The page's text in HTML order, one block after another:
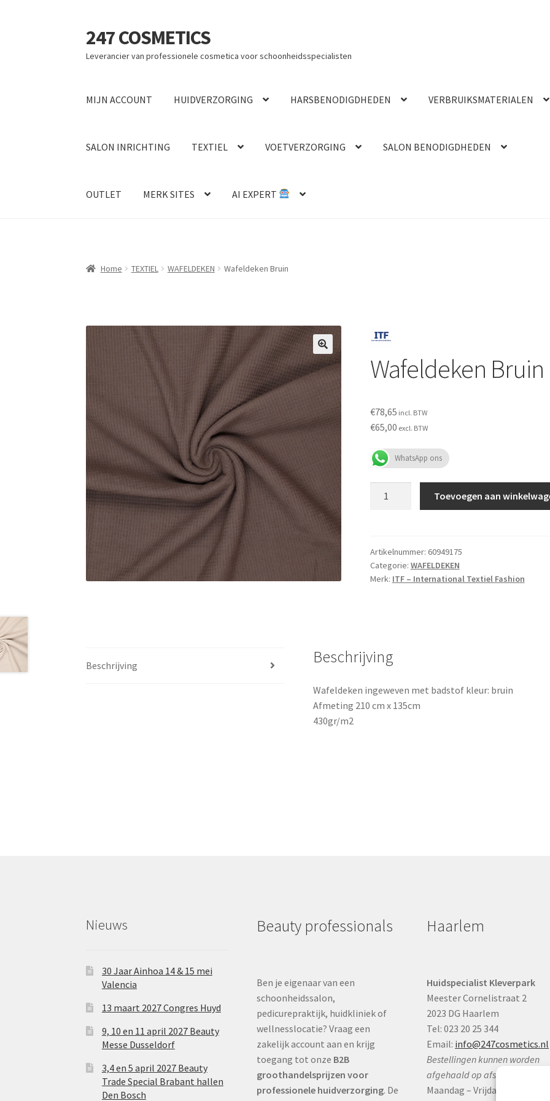
Ga
door
naar
Ga
naar
de
247 COSMETICS
Leverancier van professionele cosmetica voor schoonheidsspecialisten
MIJN ACCOUNT HUIDVERZORGING HARSBENODIGDHEDEN VERBRUIKSMATERIALEN
SALON INRICHTING TEXTIEL VOETVERZORGING SALON BENODIGDHEDEN
OUTLET MERK SITES AI EXPERT
Home TEXTIEL WAFELDEKEN Wafeldeken Bruin
Wafeldeken Bruin
€78,65 incl. BTW
€65,00 excl. BTW
WhatsApp ons
Toevoegen aan
Artikelnummer: 60949175
Categorie: WAFELDEKEN
Merk: ITF – International Textiel Fashion
Beschrijving Beschrijving
Wafeldeken ingeweven met badstof kleur: bruin
Afmeting 210 cm x 135cm
430gr/m2
Nieuws
30 Jaar Ainhoa 14 & 15 mei
Valencia
13 maart 2027 Congres Huyd
9, 10 en 11 april 2027 Beauty
Messe Dusseldorf
3,4 en 5 april 2027 Beauty
Trade Special Brabant hallen
Den Bosch
Beauty professionals
Ben je eigenaar van een
schoonheidssalon,
pedicurepraktijk, huidkliniek of
wellnesslocatie? Vraag een
zakelijk account aan en krijg
toegang tot onze B2B
groothandelsprijzen voor
professionele huidverzorging. De
Haarlem
Huidspecialist Kleverpark
Meester Cornelistraat 2
2023 DG Haarlem
Tel: 023 20 25 344
Email: info@247cosmetics.nl
Bestellingen kunnen worden
afgehaald op afspraak:
Maandag – Vrijdag: